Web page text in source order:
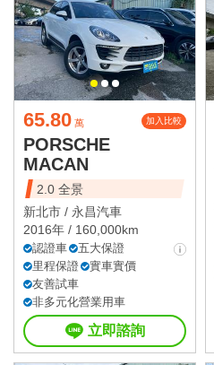
65.80 萬 加入比較
PORSCHE
MACAN
2.0 全景
新北市 / 永昌汽車
2016年 / 160,000km
認證車
五大保證
里程保證
實車實價
友善試車
非多元化營業用車
立即諮詢